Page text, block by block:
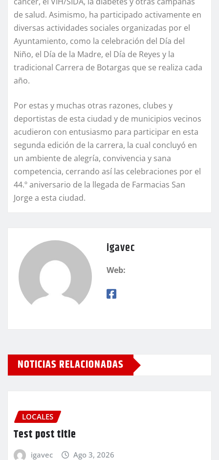
de salud. Asimismo, ha participado activamente en
diversas actividades sociales organizadas por el
Ayuntamiento, como la celebración del Día del
Niño, el Día de la Madre, el Día de Reyes y la
tradicional Carrera de Botargas que se realiza cada
año.
Por estas y muchas otras razones, clubes y
deportistas de esta ciudad y de municipios vecinos
acudieron con entusiasmo para participar en esta
segunda edición de la carrera, la cual concluyó en
un ambiente de alegría, convivencia y sana
competencia, cerrando así las celebraciones por el
44.º aniversario de la llegada de Farmacias San
Jorge a esta ciudad.
igavec
Web:
NOTICIAS RELACIONADAS
LOCALES
Test post title
igavec Ago 3, 2026